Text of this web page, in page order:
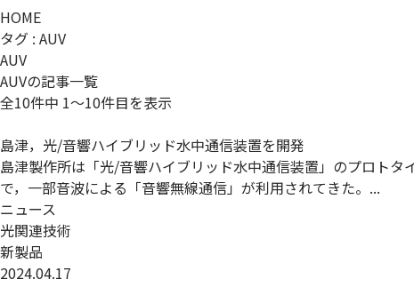
HOME
タグ : AUV
AUV
AUVの記事一覧
全10件中 1〜10件目を表示
島津，光/音響ハイブリッド水中通信装置を開発
島津製作所は「光/音響ハイブリッド水中通信装置」のプロト
で，一部音波による「音響無線通信」が利用されてきた。...
ニュース
光関連技術
新製品
2024.04.17